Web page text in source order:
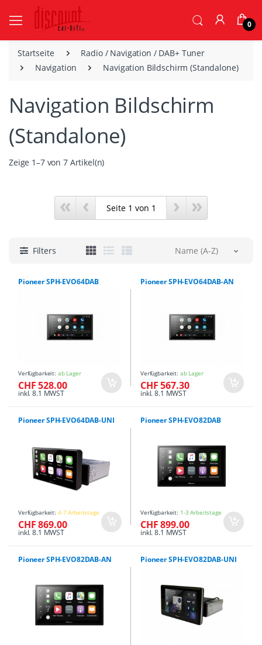
0
Startseite
Radio / Navigation / DAB+ Tuner
Navigation
Navigation Bildschirm (Standalone)
Navigation Bildschirm
(Standalone)
Zeige 1–7 von 7 Artikel(n)
« ‹ › »
Filters Name (A-Z)
Pioneer SPH-EVO64DAB
Verfügbarkeit: ab Lager
CHF 528.00
inkl. 8.1 MWST
Pioneer SPH-EVO64DAB-AN
Verfügbarkeit: ab Lager
CHF 567.30
inkl. 8.1 MWST
Pioneer SPH-EVO64DAB-UNI
Verfügbarkeit: 4-7 Arbeitstage
CHF 869.00
inkl. 8.1 MWST
Pioneer SPH-EVO82DAB
Verfügbarkeit: 1-3 Arbeitstage
CHF 899.00
inkl. 8.1 MWST
Pioneer SPH-EVO82DAB-AN Pioneer SPH-EVO82DAB-UNI